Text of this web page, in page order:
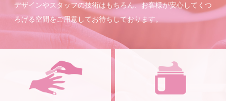
デザインやスタッフの技術はもちろん、お客様が安心してくつ
ろげる空間をご用意してお待ちしております。